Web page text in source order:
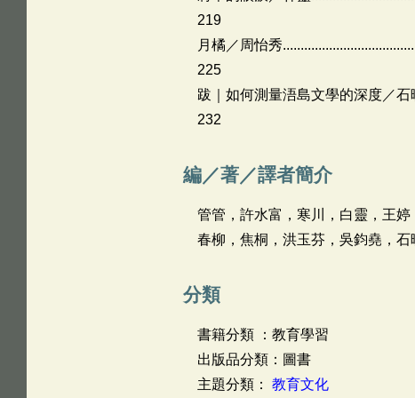
219
月橘／周怡秀
225
跋｜如何測量浯島文學的深度／石
232
編／著／譯者簡介
管管，許水富，寒川，白靈，王
春柳，焦桐，洪玉芬，吳鈞堯，
分類
書籍分類 ：教育學習
出版品分類：圖書
主題分類： 教育文化